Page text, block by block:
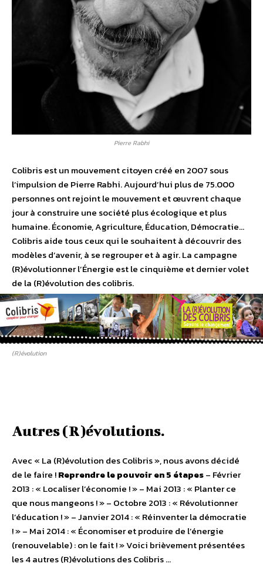
Pierre Rabhi
Colibris est un mouvement citoyen créé en 2007 sous
l’impulsion de Pierre Rabhi. Aujourd’hui plus de 75.000
personnes ont rejoint le mouvement et œuvrent chaque
jour à construire une société plus écologique et plus
humaine. Économie, Agriculture, Éducation, Démocratie…
Colibris aide tous ceux qui le souhaitent à découvrir des
modèles d’avenir, à se regrouper et à agir. La campagne
(R)évolutionner l’Énergie est le cinquième et dernier volet
de la (R)évolution des colibris.
(R)évolution
Autres (R)évolutions.
Avec « La (R)évolution des Colibris », nous avons décidé
de le faire !Reprendre le pouvoir en 5 étapes– Février
2013 : « Localiser l’économie ! » – Mai 2013 : « Planter ce
que nous mangeons ! » – Octobre 2013 : « Révolutionner
l’éducation ! » – Janvier 2014 : « Réinventer la démocratie
! » – Mai 2014 : « Économiser et produire de l’énergie
(renouvelable) : on le fait ! » Voici brièvement présentées
les 4 autres (R)évolutions des Colibris …